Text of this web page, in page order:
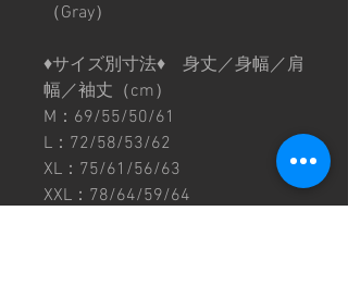
（Gray）
♦︎サイズ別寸法♦︎ 身丈／身幅／肩
幅／袖丈（cm）
M：69/55/50/61
L：72/58/53/62
XL：75/61/56/63
XXL：78/64/59/64